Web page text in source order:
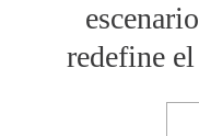
redefine